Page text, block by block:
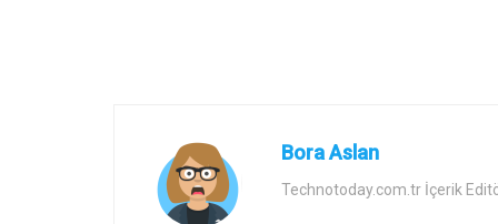
Bora Aslan
Technotoday.com.tr İçerik